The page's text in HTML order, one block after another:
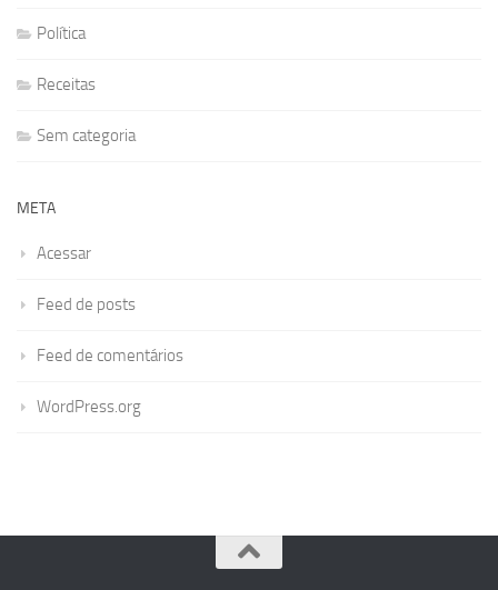
Política
Receitas
Sem categoria
META
Acessar
Feed de posts
Feed de comentários
WordPress.org